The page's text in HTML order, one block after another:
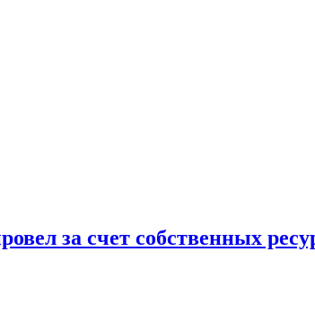
за счет собственных